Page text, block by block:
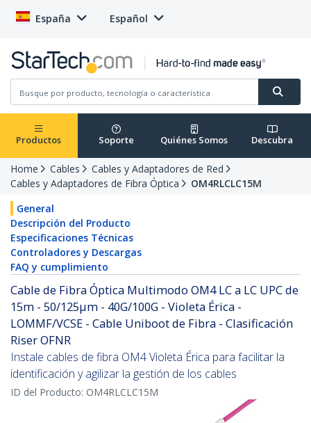
España Español
Productos Soporte Quiénes Somos Descubra
Home Cables
Cables y Adaptadores de Red
Cables y Adaptadores de Fibra Óptica
OM4RLCLC15M
General
Descripción del Producto
Especificaciones Técnicas
Controladores y Descargas
FAQ y cumplimiento
Cable de Fibra Óptica Multimodo OM4 LC a LC UPC de
15m - 50/125µm - 40G/100G - Violeta Érica -
LOMMF/VCSE - Cable Uniboot de Fibra - Clasificación
Riser OFNR
Instale cables de fibra OM4 Violeta Érica para facilitar la
identificación y agilizar la gestión de los cables
ID del Producto: OM4RLCLC15M